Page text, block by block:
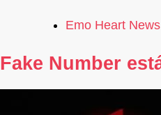
Emo Heart News
Fake Number